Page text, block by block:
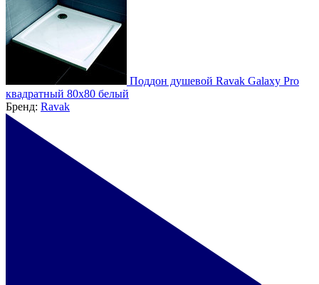
Поддон душевой Ravak Galaxy Pro
квадратный 80x80 белый
Бренд: Ravak